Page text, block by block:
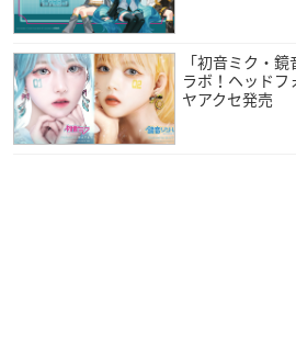
「初音ミク・
ラボ！ヘッドフ
ヤアクセ発売